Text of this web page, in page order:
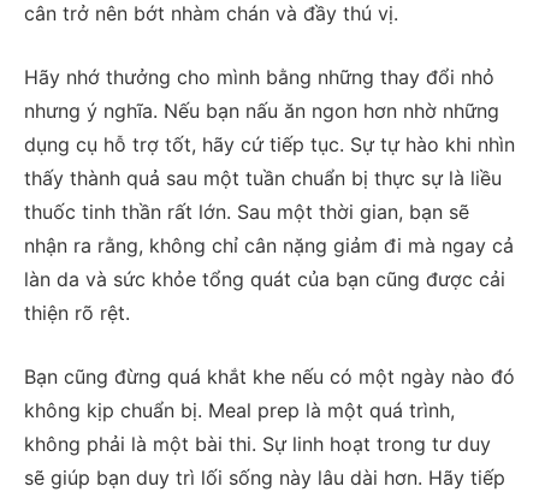
cân trở nên bớt nhàm chán và đầy thú vị.
Hãy nhớ thưởng cho mình bằng những thay đổi nhỏ
nhưng ý nghĩa. Nếu bạn nấu ăn ngon hơn nhờ những
dụng cụ hỗ trợ tốt, hãy cứ tiếp tục. Sự tự hào khi nhìn
thấy thành quả sau một tuần chuẩn bị thực sự là liều
thuốc tinh thần rất lớn. Sau một thời gian, bạn sẽ
nhận ra rằng, không chỉ cân nặng giảm đi mà ngay cả
làn da và sức khỏe tổng quát của bạn cũng được cải
thiện rõ rệt.
Bạn cũng đừng quá khắt khe nếu có một ngày nào đó
không kịp chuẩn bị. Meal prep là một quá trình,
không phải là một bài thi. Sự linh hoạt trong tư duy
sẽ giúp bạn duy trì lối sống này lâu dài hơn. Hãy tiếp